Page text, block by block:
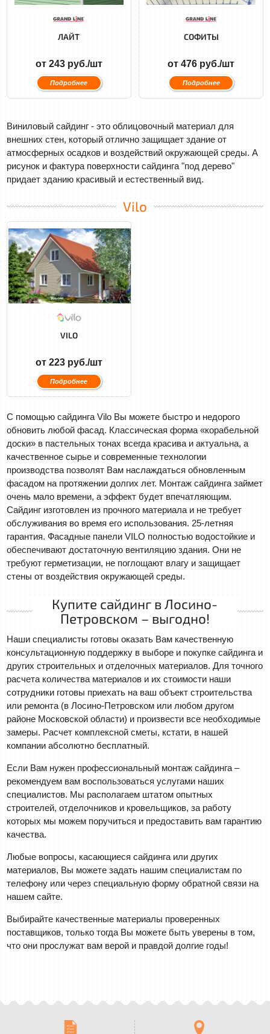
ЛАЙТ
от 243 руб./шт
Подробнее
СОФИТЫ
от 476 руб./шт
Подробнее
Виниловый сайдинг - это облицовочный материал для
внешних стен, который отлично защищает здание от
атмосферных осадков и воздействий окружающей среды. А
рисунок и фактура поверхности сайдинга "под дерево"
придает зданию красивый и естественный вид.
Vilo
VILO
от 223 руб./шт
Подробнее
С помощью сайдинга Vilo Вы можете быстро и недорого
обновить любой фасад. Классическая форма «корабельной
доски» в пастельных тонах всегда красива и актуальна, а
качественное сырье и современные технологии
производства позволят Вам наслаждаться обновленным
фасадом на протяжении долгих лет. Mонтаж сайдинга займет
очень мало времени, а эффект будет впечатляющим.
Сайдинг изготовлен из прочного материала и не требует
обслуживания во время его использования. 25-летняя
гарантия. Фасадные панели VILO полностью водостойкие и
обеспечивают достаточную вентиляцию здания. Они не
требуют герметизации, не поглощают влагу и защищает
стены от воздействия окружающей среды.
Купите сайдинг в Лосино-
Петровском – выгодно!
Наши специалисты готовы оказать Вам качественную
консультационную поддержку в выборе и покупке сайдинга и
других строительных и отделочных материалов. Для точного
расчета количества материалов и их стоимости наши
сотрудники готовы приехать на ваш объект строительства
или ремонта (в Лосино-Петровском или любом другом
районе Московской области) и произвести все необходимые
замеры. Расчет комплексной сметы, кстати, в нашей
компании абсолютно бесплатный.
Если Вам нужен профессиональный монтаж сайдинга –
рекомендуем вам воспользоваться услугами наших
специалистов. Мы располагаем штатом опытных
строителей, отделочников и кровельщиков, за работу
которых мы можем поручиться и предоставить вам гарантию
качества.
Любые вопросы, касающиеся сайдинга или других
материалов, Вы можете задать нашим специалистам по
телефону или через специальную форму обратной связи на
нашем сайте.
Выбирайте качественные материалы проверенных
поставщиков, только тогда Вы можете быть уверены в том,
что они прослужат вам верой и правдой долгие годы!